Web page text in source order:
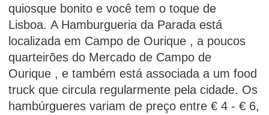
quiosque bonito e você tem o toque de
Lisboa. A Hamburgueria da Parada está
localizada em Campo de Ourique , a poucos
quarteirões do Mercado de Campo de
Ourique , e também está associada a um food
truck que circula regularmente pela cidade. Os
hambúrgueres variam de preço entre € 4 - € 6,